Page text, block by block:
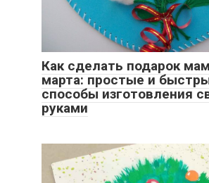
Как сделать подарок
марта: простые и
способы изготовления
руками